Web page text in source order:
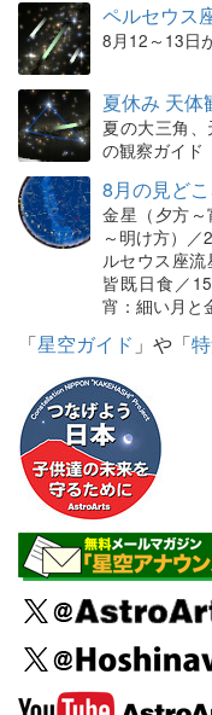
ペルセウス
8月12～13日
夏休み 天体
夏の大三角
の観察ガイド
8月の見ど
金星（夕方
～明け方）
ルセウス座
皆既日食／
宵：細い月
「星空ガイド 」や「